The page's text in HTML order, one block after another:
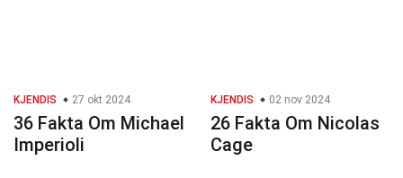
KJENDIS 27 okt 2024
36 Fakta Om Michael
Imperioli
KJENDIS 02 nov 2024
26 Fakta Om Nicolas
Cage